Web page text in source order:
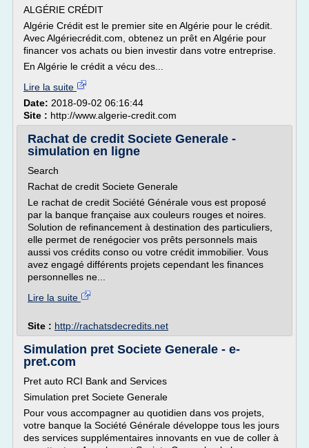
ALGÉRIE CRÉDIT
Algérie Crédit est le premier site en Algérie pour le crédit.
Avec Algériecrédit.com, obtenez un prêt en Algérie pour
financer vos achats ou bien investir dans votre entreprise.
En Algérie le crédit a vécu des...
Lire la suite
Date: 2018-09-02 06:16:44
Site : http://www.algerie-credit.com
Rachat de credit Societe Generale -
simulation en ligne
Search
Rachat de credit Societe Generale
Le rachat de credit Société Générale vous est proposé
par la banque française aux couleurs rouges et noires.
Solution de refinancement à destination des particuliers,
elle permet de renégocier vos prêts personnels mais
aussi vos crédits conso ou votre crédit immobilier. Vous
avez engagé différents projets cependant les finances
personnelles ne...
Lire la suite
Site : http://rachatsdecredits.net
Simulation pret Societe Generale - e-
pret.com
Pret auto RCI Bank and Services
Simulation pret Societe Generale
Pour vous accompagner au quotidien dans vos projets,
votre banque la Société Générale développe tous les jours
des services supplémentaires innovants en vue de coller à